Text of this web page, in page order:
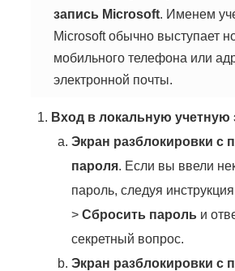
запись Microsoft. Именем
Microsoft обычно выступает
мобильного телефона или
электронной почты.
Вход в локальную учетную
Экран разблокировки с
пароля. Если вы ввели
пароль, следуя
>Сбросить пароль и
секретный вопрос.
Экран разблокировки с